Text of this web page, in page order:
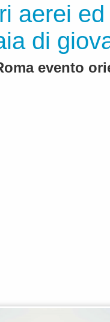
aerei
di
evento